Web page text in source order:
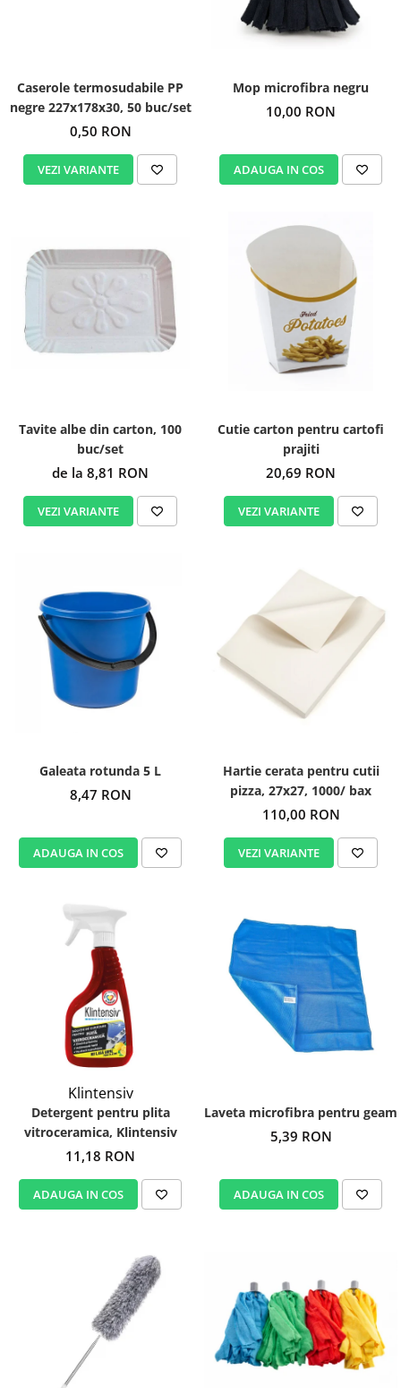
Caserole termosudabile PP
negre 227x178x30, 50 buc/set
0,50 RON
VEZI VARIANTE
Mop microfibra negru
10,00 RON
ADAUGA IN COS
Tavite albe din carton, 100
buc/set
de la 8,81 RON
VEZI VARIANTE
Cutie carton pentru cartofi
prajiti
20,69 RON
VEZI VARIANTE
Galeata rotunda 5 L
8,47 RON
ADAUGA IN COS
Hartie cerata pentru cutii
pizza, 27x27, 1000/ bax
110,00 RON
VEZI VARIANTE
Klintensiv
Detergent pentru plita
vitroceramica, Klintensiv
11,18 RON
ADAUGA IN COS
Laveta microfibra pentru geam
5,39 RON
ADAUGA IN COS